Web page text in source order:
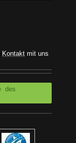
Kontakt mit uns
des